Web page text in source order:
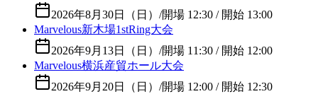
2026年8月30日（日） /開場 12:30 / 開始 13:00
Marvelous新木場1stRing大会
2026年9月13日（日） /開場 11:30 / 開始 12:00
Marvelous横浜産貿ホール大会
2026年9月20日（日） /開場 12:00 / 開始 12:30